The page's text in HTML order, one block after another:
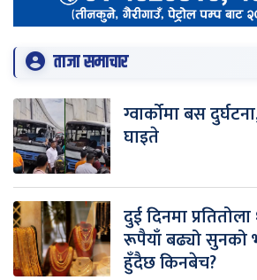
ताजा समाचार
ग्वार्कोमा बस
घाइते
दुई दिनमा
रूपैयाँ बढ्यो
हुँदैछ किनबेच?